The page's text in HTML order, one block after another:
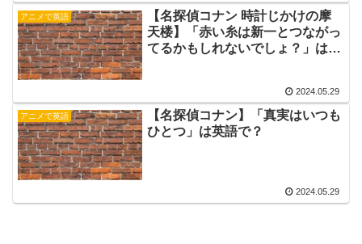
アニメで英語
【名探偵コナン 時計じかけの摩
天楼】「赤い糸は新一とつながっ
てるかもしれないでしょ？」は英
2024.05.29
アニメで英語
【名探偵コナン】「真実はいつも
ひとつ」は英語で？
2024.05.29